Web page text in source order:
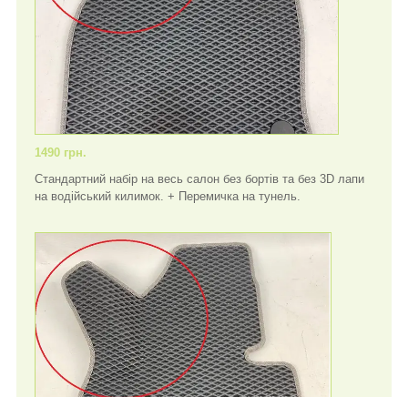
1490 грн.
Стандартний набір на весь салон без бортів та без 3D лапи
на водійський килимок. + Перемичка на тунель.